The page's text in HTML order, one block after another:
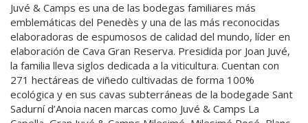
Juvé & Camps es una de las bodegas familiares más
emblemáticas del Penedès y una de las más reconocidas
elaboradoras de espumosos de calidad del mundo, líder en
elaboración de Cava Gran Reserva. Presidida por Joan Juvé,
la familia lleva siglos dedicada a la viticultura. Cuentan con
271 hectáreas de viñedo cultivadas de forma 100%
ecológica y en sus cavas subterráneas de la bodegade Sant
Sadurní d’Anoia nacen marcas como Juvé & Camps La